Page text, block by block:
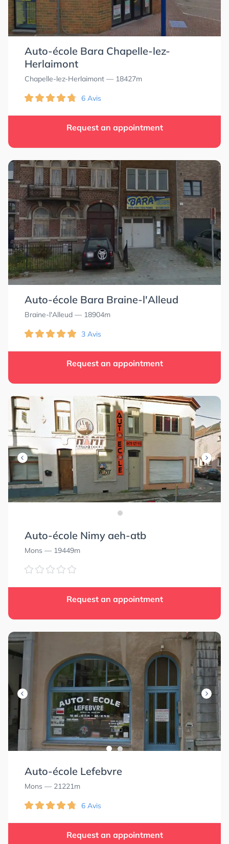
Auto-école Bara Chapelle-lez-
Herlaimont
Chapelle-lez-Herlaimont — 18427m
6 Avis
Request an appointment
Auto-école Bara Braine-l'Alleud
Braine-l'Alleud — 18904m
3 Avis
Request an appointment
Auto-école Nimy aeh-atb
Mons — 19449m
Request an appointment
Auto-école Lefebvre
Mons — 21221m
6 Avis
Request an appointment